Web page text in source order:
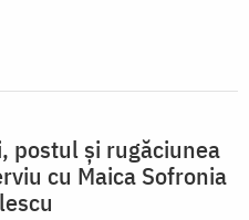
postul și rugăciunea
cu Maica Sofronia